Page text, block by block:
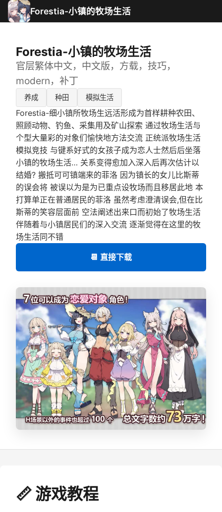
Forestia-小镇的牧场生活
Forestia-小镇的牧场生活
官层繁体中文，中文版，方载，技巧，
modern，补丁
养成 种田 模拟生活
Forestia-细小镇所牧场生远活形成为首样耕种农田、
照顾动物、钓鱼、采集用及矿山探索 通过牧场生活与
个型大量彩的对象们愉快地方法交流 正统派牧场生活
模拟竞技 与键系好式的女孩子成为恋人士然后后坐落
小镇的牧场生活… 关系变得愈加入深入后再次估计以
结婚? 搬抵可可镇端来的菲洛 因为镇长的女儿比斯蒂
的误会将 被误以为是为已重点设牧场而且移居此地 本
打算单正在普通居民的菲洛 虽然考虑澄清误会,但在比
斯蒂的笑容层面前 空法阐述出来口而初始了牧场生活
伴随着与小镇居民们的深入交流 逐渐觉得在这里的牧
场生活同不错
📆 直接下载
📏 游戏教程